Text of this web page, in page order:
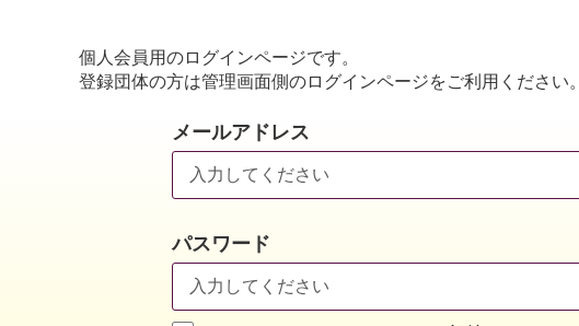
個人会員用のログインページです。
登録団体の方は管理画面側のログインページをご利用ください。
メールアドレス
パスワード